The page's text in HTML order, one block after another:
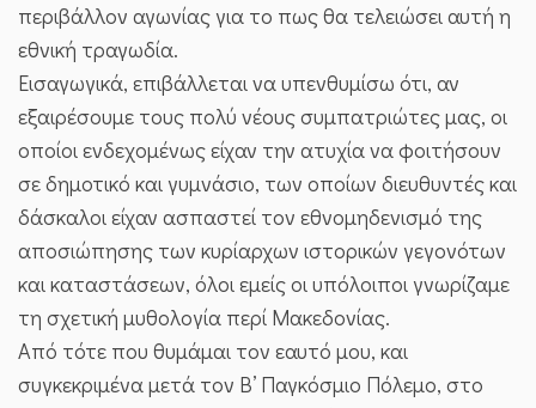
περιβάλλον αγωνίας για το πως θα τελειώσει αυτή η
εθνική τραγωδία.
Εισαγωγικά, επιβάλλεται να υπενθυμίσω ότι, αν
εξαιρέσουμε τους πολύ νέους συμπατριώτες μας, οι
οποίοι ενδεχομένως είχαν την ατυχία να φοιτήσουν
σε δημοτικό και γυμνάσιο, των οποίων διευθυντές και
δάσκαλοι είχαν ασπαστεί τον εθνομηδενισμό της
αποσιώπησης των κυρίαρχων ιστορικών γεγονότων
και καταστάσεων, όλοι εμείς οι υπόλοιποι γνωρίζαμε
τη σχετική μυθολογία περί Μακεδονίας.
Από τότε που θυμάμαι τον εαυτό μου, και
συγκεκριμένα μετά τον Β’ Παγκόσμιο Πόλεμο, στο